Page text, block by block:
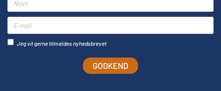
Jeg vil gerne tilmeldes nyhedsbrevet
GODKEND